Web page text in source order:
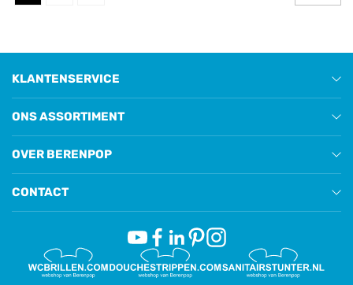
KLANTENSERVICE
ONS ASSORTIMENT
OVER BERENPOP
CONTACT